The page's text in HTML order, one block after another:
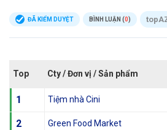
ĐÃ KIỂM DUYỆT BÌNH LUẬN (0)
Top Cty / Đơn vị / Sản phẩm
1 Tiệm nhà Cini
2 Green Food Market